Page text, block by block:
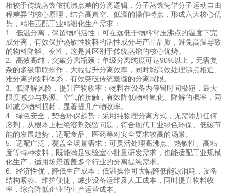
相较于传统蒸馏依托沸点差的分离逻辑，分子蒸馏凭借分子运动自由
程差异的核心原理，结合高真空、低温的操作特点，形成六大核心优
势，精准匹配工业精细化生产需求：
1. 低温分离，保留物料活性：可在远低于物料常压沸点的温度下完
成分离，有效保护热敏性物料的活性成分与产品品质，避免高温导致
的物料降解、变性，这是其区别于传统蒸馏的核心优势。
2. 高效高纯，突破分离瓶颈：单级分离纯度可达90%以上，无需复
杂的多级串联操作，大幅提升分离效率，同时能高效处理沸点相近、
难分离的物料体系，有效突破传统蒸馏的分离局限。
3. 低降解风险，提升产物收率：物料在设备内停留时间极短，最大
限度减少与热源、空气的接触，有效降低物料氧化、降解的概率，同
时减少物料损耗，显著提升产物收率。
4. 绿色安全，契合环保趋势：采用纯物理分离方式，无需添加任何
溶剂，从根本上杜绝溶剂残留问题，符合现代工业绿色环保、低碳节
能的发展趋势，适配食品、医药等对安全要求较高的场景。
5. 适配广泛，覆盖全场景需求：可灵活处理高沸点、热敏性、高粘
度等特种物料，既能满足实验室小批量研发需求，也能适配工业规模
化生产，适用场景覆盖多个行业的分离提纯需求。
6. 经济性优，降低生产成本：低温操作可大幅降低能源消耗，设备
结构紧凑、维护便捷，减少设备运维及人工成本，同时提升物料收
率，综合降低企业的生产运营成本。